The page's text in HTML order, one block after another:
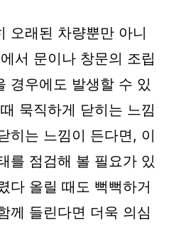
오래된 차량뿐만 아니
서 문이나 창문의 조립
경우에도 발생할 수 있
묵직하게 닫히는 느낌
히는 느낌이 든다면, 이
를 점검해 볼 필요가 있
다 올릴 때도 뻑뻑하거
께 들린다면 더욱 의심